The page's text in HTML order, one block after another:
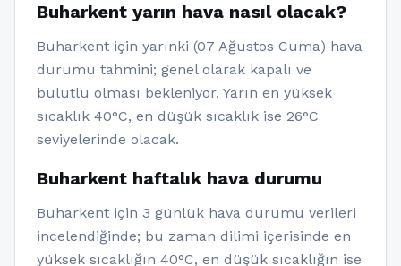
Buharkent yarın hava nasıl olacak?
Buharkent için yarınki (07 Ağustos Cuma) hava
durumu tahmini; genel olarak kapalı ve
bulutlu olması bekleniyor. Yarın en yüksek
sıcaklık 40°C, en düşük sıcaklık ise 26°C
seviyelerinde olacak.
Buharkent haftalık hava durumu
Buharkent için 3 günlük hava durumu verileri
incelendiğinde; bu zaman dilimi içerisinde en
yüksek sıcaklığın 40°C, en düşük sıcaklığın ise